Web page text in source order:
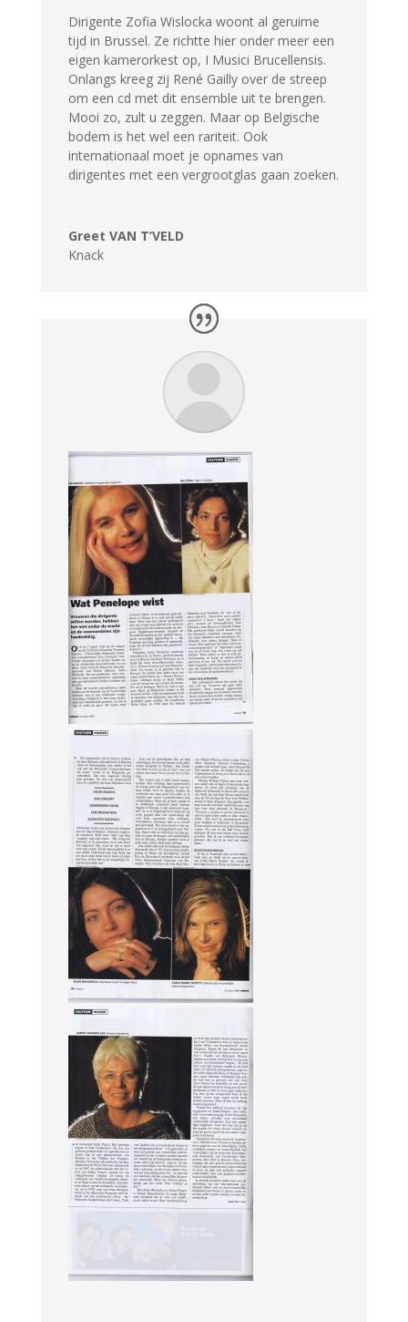
Dirigente Zofia Wislocka woont al geruime
tijd in Brussel. Ze richtte hier onder meer een
eigen kamerorkest op, I Musici Brucellensis.
Onlangs kreeg zij René Gailly over de streep
om een cd met dit ensemble uit te brengen.
Mooi zo, zult u zeggen. Maar op Belgische
bodem is het wel een rariteit. Ook
internationaal moet je opnames van
dirigentes met een vergrootglas gaan zoeken.
Greet VAN T’VELD
Knack